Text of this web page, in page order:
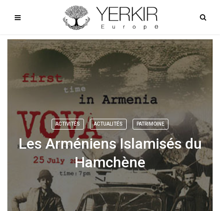
ACTIVITÉS ACTUALITÉS PATRIMOINE
Les Arméniens Islamisés du
Hamchène